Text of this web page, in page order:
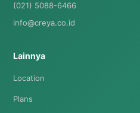
(021) 5088-6466
info@creya.co.id
Lainnya
Location
Plans